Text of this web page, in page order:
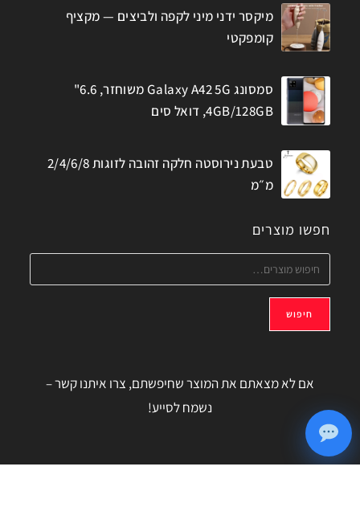
מיקסר ידני מיני לקפה ולביצים — מקציף
קומפקטי
סמסונג Galaxy A42 5G משוחזר, 6.6"
4GB/128GB, דואל סים
טבעת נירוסטה חלקה זהובה לזוגות 2/4/6/8
מ״מ
חפשו מוצרים
חיפוש
אם לא מצאתם את המוצר שחיפשתם, צרו איתנו קשר –
נשמח לסייע!